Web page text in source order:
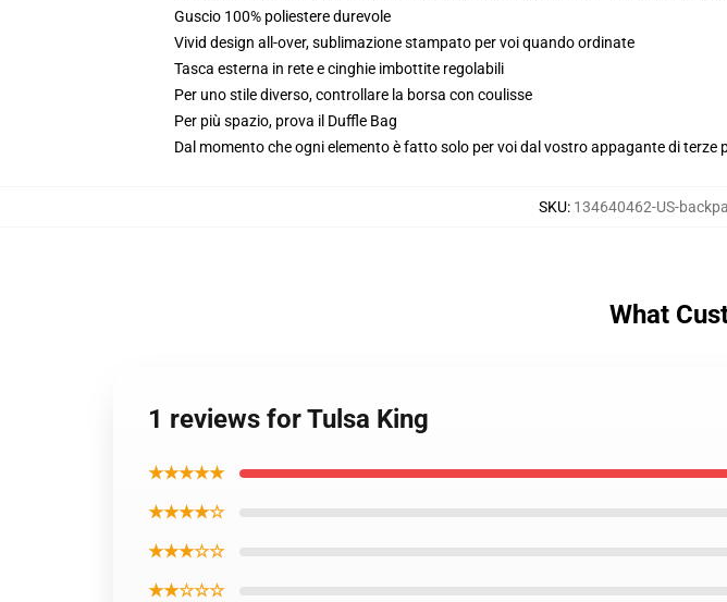
Guscio 100% poliestere durevole
Vivid design all-over, sublimazione stampato per voi quando ordinate
Tasca esterna in rete e cinghie imbottite regolabili
Per uno stile diverso, controllare la borsa con coulisse
Per più spazio, prova il Duffle Bag
Dal momento che ogni elemento è fatto solo per voi dal vostro appagante di
SKU: 134640462-US-
What
1 reviews for Tulsa King
★★★★★
★★★★☆
★★★☆☆
★★☆☆☆